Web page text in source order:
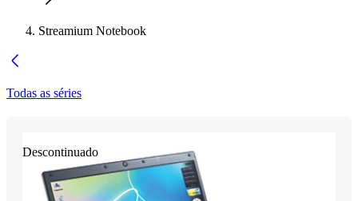
Streamium Notebook
Todas as séries
Descontinuado